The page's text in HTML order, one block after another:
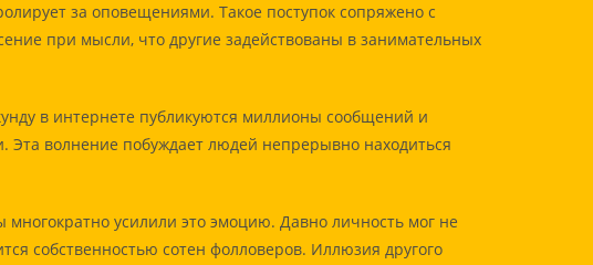
за оповещениями. Такое поступок сопряжено с
при мысли, что другие задействованы в занимательных
в интернете публикуются миллионы сообщений и
Эта волнение побуждает людей непрерывно находиться
усилили это эмоцию. Давно личность мог не
собственностью сотен фолловеров. Иллюзия другого